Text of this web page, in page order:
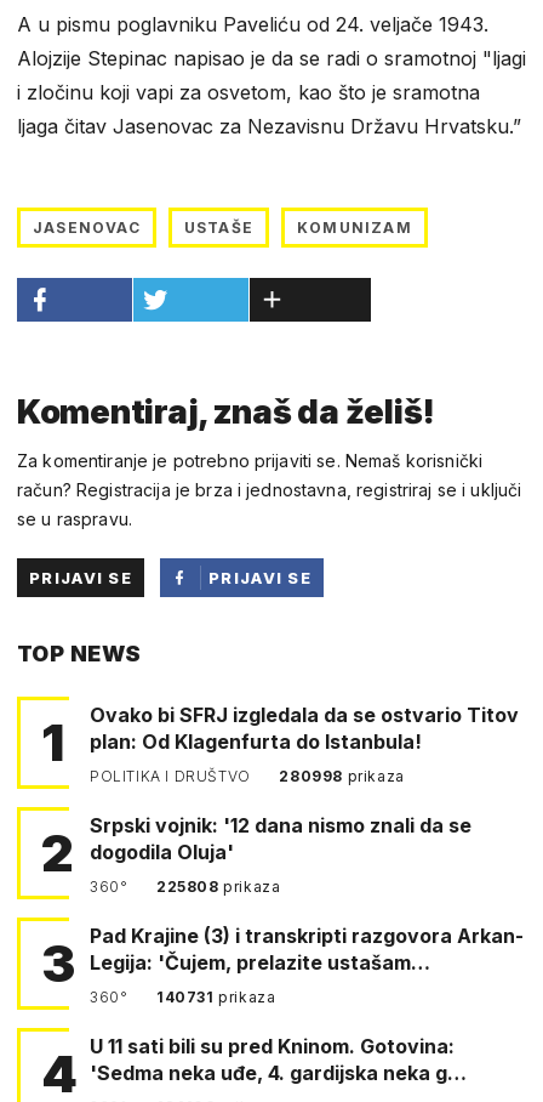
A u pismu poglavniku Paveliću od 24. veljače 1943.
Alojzije Stepinac napisao je da se radi o sramotnoj "ljagi
i zločinu koji vapi za osvetom, kao što je sramotna
ljaga čitav Jasenovac za Nezavisnu Državu Hrvatsku.”
JASENOVAC USTAŠE KOMUNIZAM
Komentiraj, znaš da želiš!
Za komentiranje je potrebno prijaviti se. Nemaš korisnički
račun? Registracija je brza i jednostavna, registriraj se i uključi
se u raspravu.
PRIJAVI SE
PRIJAVI SE
TOP NEWS
1
Ovako bi SFRJ izgledala da se ostvario Titov
plan: Od Klagenfurta do Istanbula!
POLITIKA I DRUŠTVO 280998 prikaza
2
Srpski vojnik: '12 dana nismo znali da se
dogodila Oluja'
360° 225808prikaza
3
Pad Krajine (3) i transkripti razgovora Arkan-
Legija: 'Čujem, prelazite ustašam…
360° 140731prikaza
4 U 11 sati bili su pred Kninom. Gotovina:
'Sedma neka uđe, 4. gardijska neka g…